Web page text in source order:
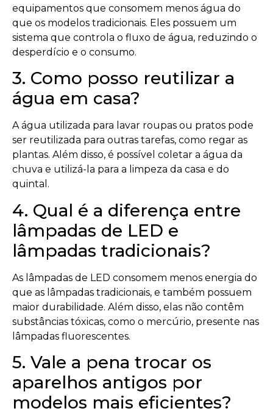
equipamentos que consomem menos água do
que os modelos tradicionais. Eles possuem um
sistema que controla o fluxo de água, reduzindo o
desperdício e o consumo.
3. Como posso reutilizar a
água em casa?
A água utilizada para lavar roupas ou pratos pode
ser reutilizada para outras tarefas, como regar as
plantas. Além disso, é possível coletar a água da
chuva e utilizá-la para a limpeza da casa e do
quintal.
4. Qual é a diferença entre
lâmpadas de LED e
lâmpadas tradicionais?
As lâmpadas de LED consomem menos energia do
que as lâmpadas tradicionais, e também possuem
maior durabilidade. Além disso, elas não contêm
substâncias tóxicas, como o mercúrio, presente nas
lâmpadas fluorescentes.
5. Vale a pena trocar os
aparelhos antigos por
modelos mais eficientes?